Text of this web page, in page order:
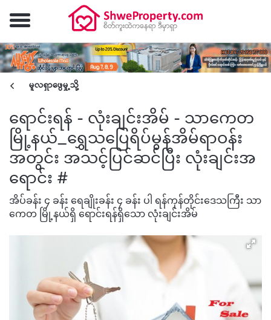
ရောင်းရန် - လုံးချင်းအိမ် - သာကေတ
မြို့နယ်_ရွှေသပြေရိပ်မွန်အိမ်ရာဝန်း
အတွင်း အသင့်ပြင်ဆင်ပြီး လုံးချင်းအ
ရောင်း #
အိပ်ခန်း ၄ ခန်း ရေချိုးခန်း ၄ ခန်း ပါ ရန်ကုန်တိုင်းဒေသကြီး သာ
ကေတ မြို့နယ်ရှိ ရောင်းရန်ရှိသော လုံးချင်းအိမ်
မူလရှာဖွေမှု့သို့